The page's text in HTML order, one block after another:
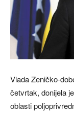
Vlada Zeničko-
četvrtak, donijela
oblasti